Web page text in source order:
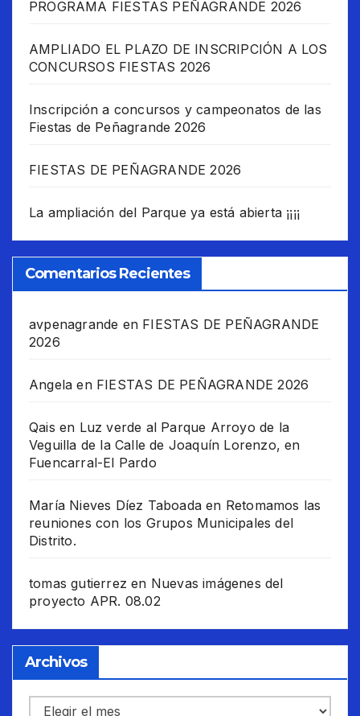
PROGRAMA FIESTAS PEÑAGRANDE 2026
AMPLIADO EL PLAZO DE INSCRIPCIÓN A LOS
CONCURSOS FIESTAS 2026
Inscripción a concursos y campeonatos de las
Fiestas de Peñagrande 2026
FIESTAS DE PEÑAGRANDE 2026
La ampliación del Parque ya está abierta ¡¡¡¡
Comentarios Recientes
avpenagrande en FIESTAS DE PEÑAGRANDE
2026
Angela en FIESTAS DE PEÑAGRANDE 2026
Qais en Luz verde al Parque Arroyo de la
Veguilla de la Calle de Joaquín Lorenzo, en
Fuencarral-El Pardo
María Nieves Díez Taboada en Retomamos las
reuniones con los Grupos Municipales del
Distrito.
tomas gutierrez en Nuevas imágenes del
proyecto APR. 08.02
Archivos
Archivos